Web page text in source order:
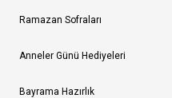
Ramazan Sofraları
Anneler Günü Hediyeleri
Bayrama Hazırlık